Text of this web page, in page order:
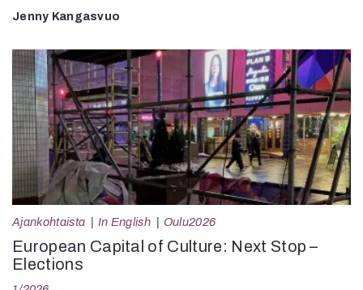
Jenny Kangasvuo
Ajankohtaista In English Oulu2026
European Capital of Culture: Next Stop –
Elections